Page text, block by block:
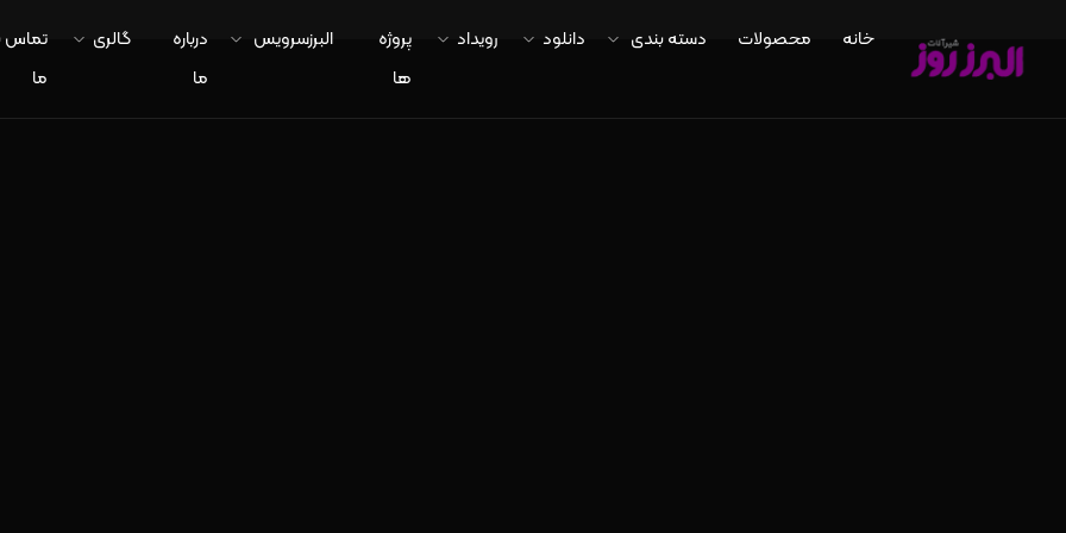
خانه محصولات دسته بندی دانلود رویداد
پروژه
ها
البرزسرویس
درباره
ما
گالری
تماس
ما